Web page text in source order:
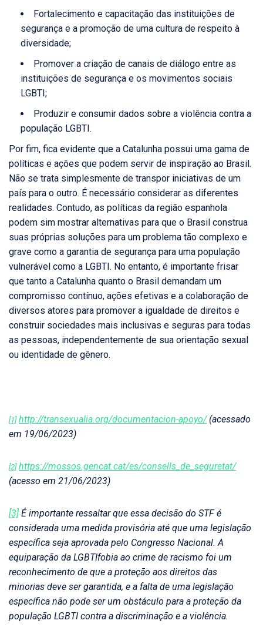
Fortalecimento e capacitação das instituições de
segurança e a promoção de uma cultura de respeito à
diversidade;
Promover a criação de canais de diálogo entre as
instituições de segurança e os movimentos sociais
LGBTI;
Produzir e consumir dados sobre a violência contra a
população LGBTI.
Por fim, fica evidente que a Catalunha possui uma gama de
políticas e ações que podem servir de inspiração ao Brasil.
Não se trata simplesmente de transpor iniciativas de um
país para o outro. É necessário considerar as diferentes
realidades. Contudo, as políticas da região espanhola
podem sim mostrar alternativas para que o Brasil construa
suas próprias soluções para um problema tão complexo e
grave como a garantia de segurança para uma população
vulnerável como a LGBTI. No entanto, é importante frisar
que tanto a Catalunha quanto o Brasil demandam um
compromisso contínuo, ações efetivas e a colaboração de
diversos atores para promover a igualdade de direitos e
construir sociedades mais inclusivas e seguras para todas
as pessoas, independentemente de sua orientação sexual
ou identidade de gênero.
[1] http://transexualia.org/documentacion-apoyo/(acessado
em 19/06/2023)
[2] https://mossos.gencat.cat/es/consells_de_seguretat/
(acesso em 21/06/2023)
[3] É importante ressaltar que essa decisão do STF é
considerada uma medida provisória até que uma legislação
específica seja aprovada pelo Congresso Nacional. A
equiparação da LGBTIfobia ao crime de racismo foi um
reconhecimento de que a proteção aos direitos das
minorias deve ser garantida, e a falta de uma legislação
específica não pode ser um obstáculo para a proteção da
população LGBTI contra a discriminação e a violência.